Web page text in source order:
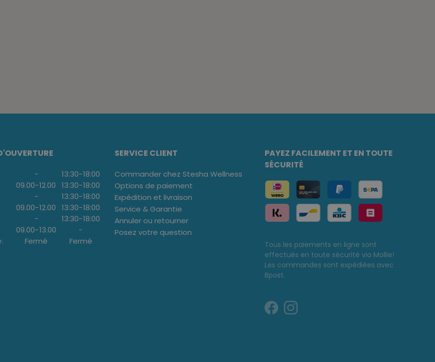
- 13:30-18:00
09.00-12.00 13:30-18:00
- 13:30-18:00
09.00-12.00 13:30-18:00
- 13:30-18:00
09.00-13.00
-
Fermé Fermé
SERVICE CLIENT
Commander chez Stesha Wellness
Options de paiement
Expédition et livraison
Service & Garantie
Annuler ou retourner
Posez votre question
PAYEZ FACILEMENT ET EN TOUTE
SÉCURITÉ
Tous les paiements en ligne sont
effectués en toute sécurité via Mollie!
Les commandes sont expédiées avec
Bpost.